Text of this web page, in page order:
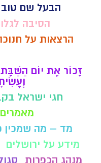
הבעל שם טוב
הסיבה
הרצאות על
זָכוֹר אֶת יוֹם
חגי ישראל
מאמרים
מד – מה
מידע על ירושלים
מנהג הכפרות